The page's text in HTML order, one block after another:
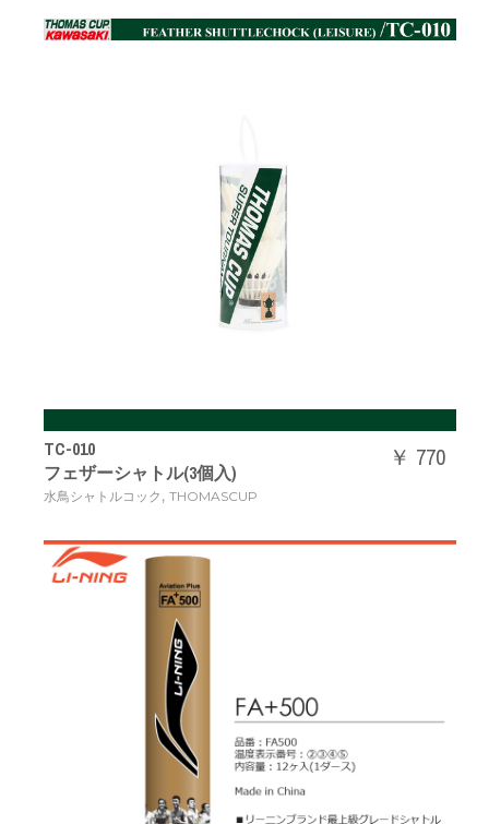
TC-010
フェザーシャトル(3個入)
水鳥シャトルコック , THOMASCUP
￥ 770